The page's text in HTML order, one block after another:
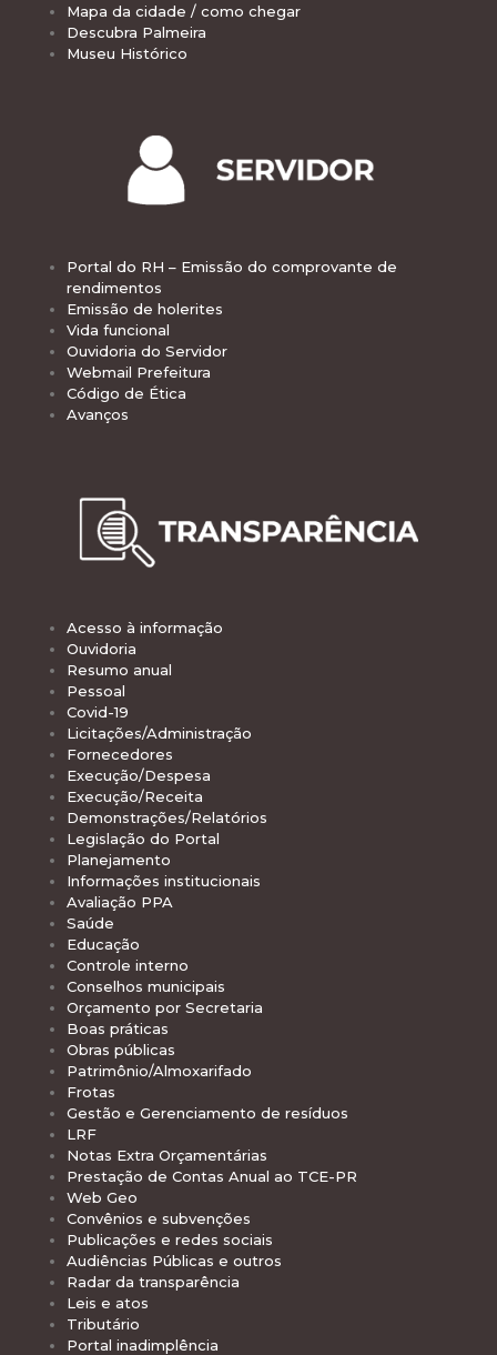
Mapa da cidade / como chegar
Descubra Palmeira
Museu Histórico
Portal do RH – Emissão do comprovante de
rendimentos
Emissão de holerites
Vida funcional
Ouvidoria do Servidor
Webmail Prefeitura
Código de Ética
Avanços
Acesso à informação
Ouvidoria
Resumo anual
Pessoal
Covid-19
Licitações/Administração
Fornecedores
Execução/Despesa
Execução/Receita
Demonstrações/Relatórios
Legislação do Portal
Planejamento
Informações institucionais
Avaliação PPA
Saúde
Educação
Controle interno
Conselhos municipais
Orçamento por Secretaria
Boas práticas
Obras públicas
Patrimônio/Almoxarifado
Frotas
Gestão e Gerenciamento de resíduos
LRF
Notas Extra Orçamentárias
Prestação de Contas Anual ao TCE-PR
Web Geo
Convênios e subvenções
Publicações e redes sociais
Audiências Públicas e outros
Radar da transparência
Leis e atos
Tributário
Portal inadimplência